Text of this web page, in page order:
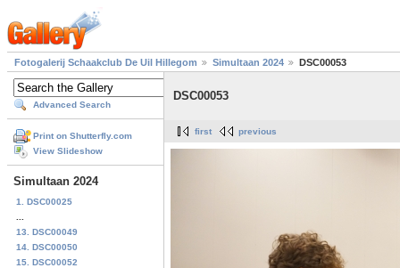
Fotogalerij Schaakclub De Uil Hillegom Simultaan 2024 DSC00053
Advanced Search
Print on Shutterfly.com
View Slideshow
Simultaan 2024
1. DSC00025
13. DSC00049
14. DSC00050
15. DSC00052
DSC00053
first previous